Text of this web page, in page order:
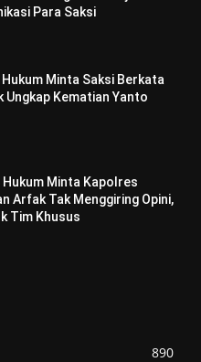
Para Saksi
Minta Saksi Berkata
Ungkap Kematian Yanto
Hukum Minta Kapolres
Arfak Tak Menggiring Opini,
Tim Khusus
890